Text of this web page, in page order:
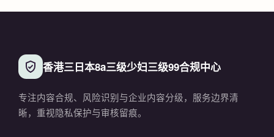
香港三日本8a三级少妇三级99合规中心
专注内容合规、风险识别与企业内容分级，服务边界清
晰，重视隐私保护与审核留痕。